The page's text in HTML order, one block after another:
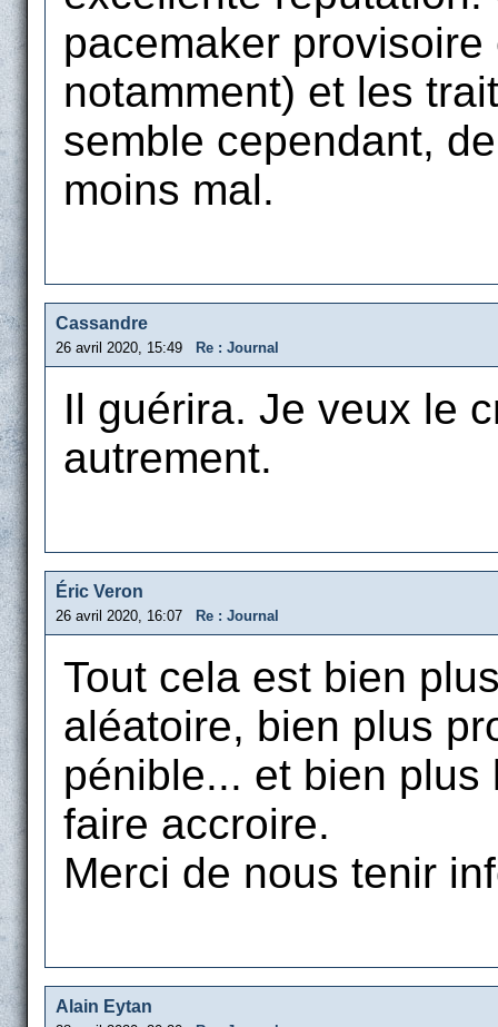
pacemaker
notamment) et les
semble cependant,
moins mal.
Cassandre
26 avril 2020, 15:49 Re : Journal
Il guérira. Je veux le
autrement.
Éric Veron
26 avril 2020, 16:07 Re : Journal
Tout cela est bien
aléatoire, bien plus
pénible... et bien
faire accroire.
Merci de nous tenir
Alain Eytan